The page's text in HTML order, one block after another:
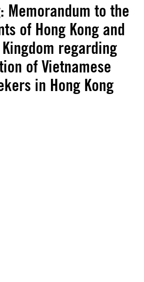
Memorandum to the
of Hong Kong and
regarding
of Vietnamese
in Hong Kong